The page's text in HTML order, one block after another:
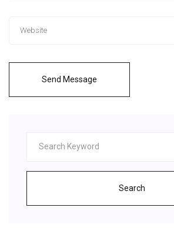
Send Message
Search